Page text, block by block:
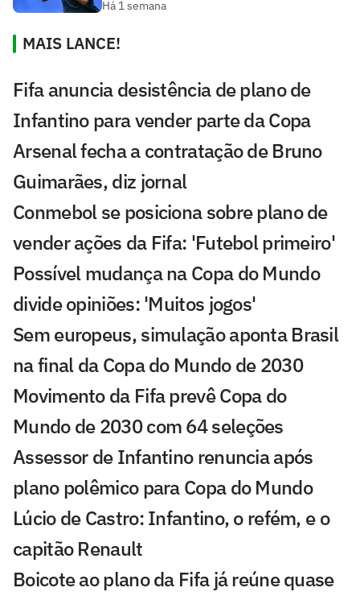
Há 1 semana
MAIS LANCE!
Fifa anuncia desistência de plano de
Infantino para vender parte da Copa
Arsenal fecha a contratação de Bruno
Guimarães, diz jornal
Conmebol se posiciona sobre plano de
vender ações da Fifa: 'Futebol primeiro'
Possível mudança na Copa do Mundo
divide opiniões: 'Muitos jogos'
Sem europeus, simulação aponta Brasil
na final da Copa do Mundo de 2030
Movimento da Fifa prevê Copa do
Mundo de 2030 com 64 seleções
Assessor de Infantino renuncia após
plano polêmico para Copa do Mundo
Lúcio de Castro: Infantino, o refém, e o
capitão Renault
Boicote ao plano da Fifa já reúne quase